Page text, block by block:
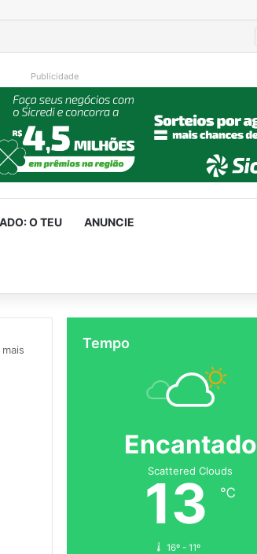
por nascimento nos EUA
Publicidade
O TEU ANUNCIE
Tempo
Encantado
Scattered Clouds
13 ℃
16º - 11º